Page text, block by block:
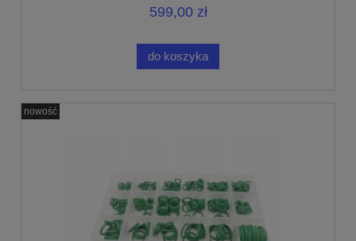
599,00 zł
do koszyka
nowość